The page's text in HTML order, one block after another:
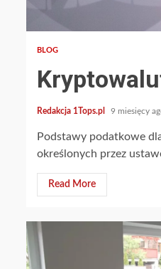
BLOG
Redakcja 1Tops.pl 9 miesięcy
Podstawy podatkowe
określonych przez
Read More